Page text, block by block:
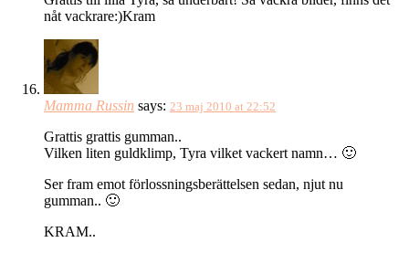
nåt vackrare:)Kram
Mamma Russin says: 23 maj 2010 at 22:52
Grattis grattis gumman..
Vilken liten guldklimp, Tyra vilket vackert namn… 🙂
Ser fram emot förlossningsberättelsen sedan, njut nu
gumman.. 🙂
KRAM..